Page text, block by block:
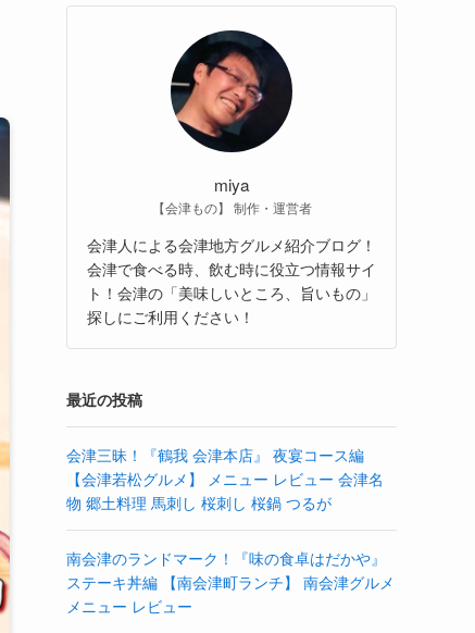
miya
【会津もの】 制作・運営者
会津人による会津地方グルメ紹介ブログ！
会津で食べる時、飲む時に役立つ情報サイ
ト！会津の「美味しいところ、旨いもの」
探しにご利用ください！
最近の投稿
会津三昧！『鶴我 会津本店』 夜宴コース編
【会津若松グルメ】 メニュー レビュー 会津名
物 郷土料理 馬刺し 桜刺し 桜鍋 つるが
南会津のランドマーク！『味の食卓はだかや』
ステーキ丼編 【南会津町ランチ】 南会津グルメ
メニュー レビュー